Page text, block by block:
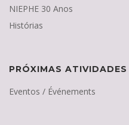
NIEPHE 30 Anos
Histórias
PRÓXIMAS ATIVIDADES
Eventos / Événements